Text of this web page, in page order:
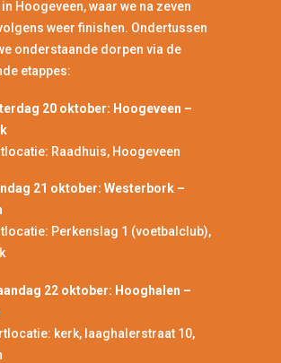
Hoogeveen, waar we na zeven
weer finishen. Ondertussen
onderstaande dorpen via de
etappes:
20 oktober: Hoogeveen –
Raadhuis, Hoogeveen
21 oktober: Westerbork –
Perkenslag 1 (voetbalclub),
22 oktober: Hooghalen –
kerk, laaghalerstraat 10,